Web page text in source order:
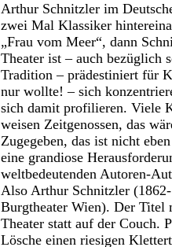
Arthur Schnitzler im
zwei Mal Klassiker
„Frau vom Meer“, dann
Theater ist – auch bezüglich
Tradition – prädestiniert für
nur wollte! – sich
sich damit profilieren. Viele
weisen Zeitgenossen, das
Zugegeben, das ist nicht
eine grandiose
weltbedeutenden Autoren-
Also Arthur Schnitzler
Burgtheater Wien). Der Titel
Theater statt auf der Couch.
Lösche einen riesigen